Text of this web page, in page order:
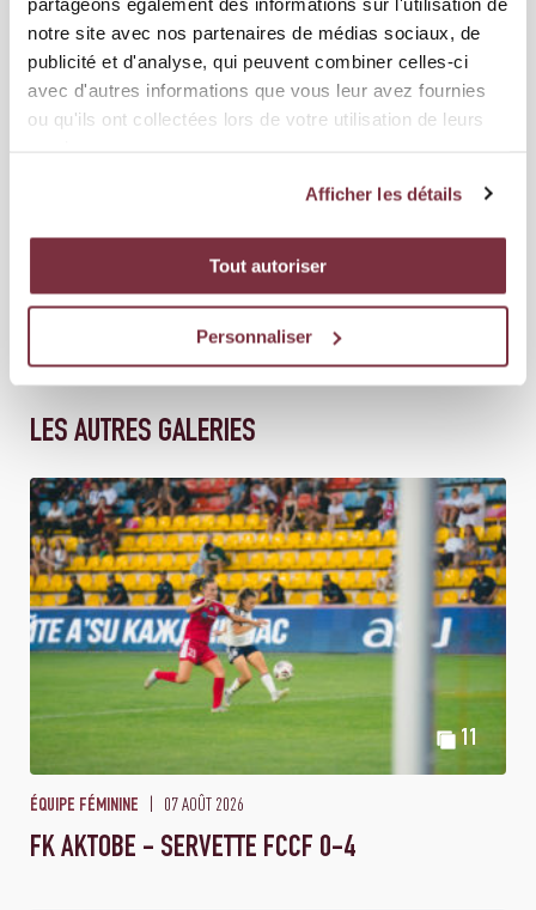
notre site avec nos partenaires de médias sociaux, de
publicité et d'analyse, qui peuvent combiner celles-ci
avec d'autres informations que vous leur avez fournies
ou qu'ils ont collectées lors de votre utilisation de leurs
Afficher les détails
Tout autoriser
Personnaliser
LES AUTRES GALERIES
11
ÉQUIPE FÉMININE 07 AOÛT 2026
FK AKTOBE - SERVETTE FCCF 0-4